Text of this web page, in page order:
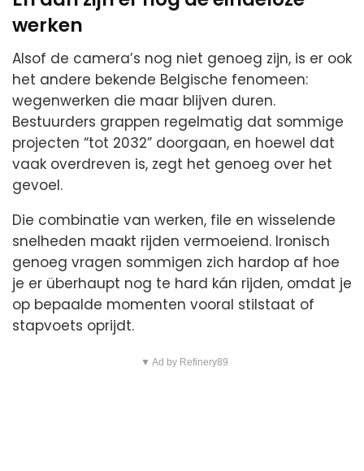
werken
Alsof de camera’s nog niet genoeg zijn, is er ook
het andere bekende Belgische fenomeen:
wegenwerken die maar blijven duren.
Bestuurders grappen regelmatig dat sommige
projecten “tot 2032” doorgaan, en hoewel dat
vaak overdreven is, zegt het genoeg over het
gevoel.
Die combinatie van werken, file en wisselende
snelheden maakt rijden vermoeiend. Ironisch
genoeg vragen sommigen zich hardop af hoe
je er überhaupt nog te hard kán rijden, omdat je
op bepaalde momenten vooral stilstaat of
stapvoets oprijdt.
▼ Ad by Refinery89